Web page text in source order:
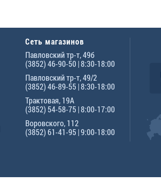
Сеть магазинов
Павловский тр-т, 49б
(3852) 46-90-50 | 8:30-18:00
Павловский тр-т, 49/2
(3852) 46-89-55 | 8:30-18:00
Трактовая, 19А
(3852) 54-58-75 | 8:00-17:00
Воровского, 112
(3852) 61-41-95 | 9:00-18:00